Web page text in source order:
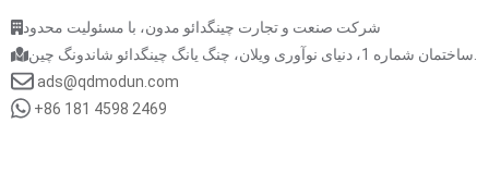
شرکت صنعت و تجارت چینگدائو مدون، با مسئولیت محدود
ads@qdmodun.com
+86 181 4598 2469